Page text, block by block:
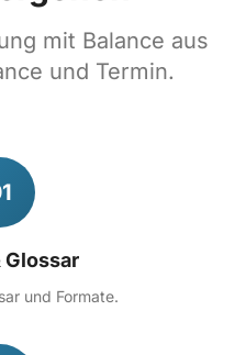
mit Balance aus
und Termin.
Glossar
und Formate.